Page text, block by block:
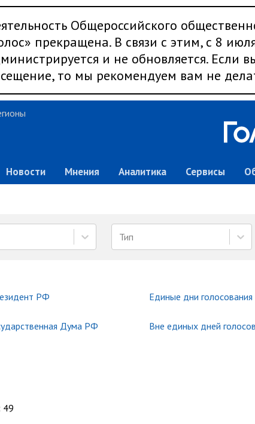
Общероссийского
прекращена. В связи с этим, с 8
и не обновляется. Если
то мы рекомендуем вам не
Новости Мнения Аналитика Сервисы
Тип
РФ
Дума РФ
Единые дни голосования
Вне единых дней
49